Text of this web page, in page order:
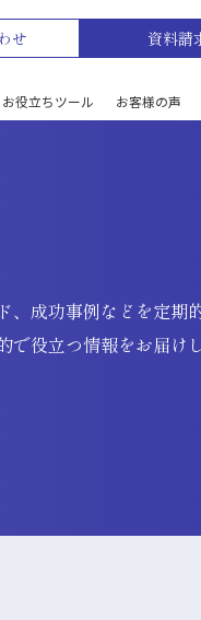
せ 資料請
お役立ちツール お客様の声
成功事例などを定期
役立つ情報をお届け